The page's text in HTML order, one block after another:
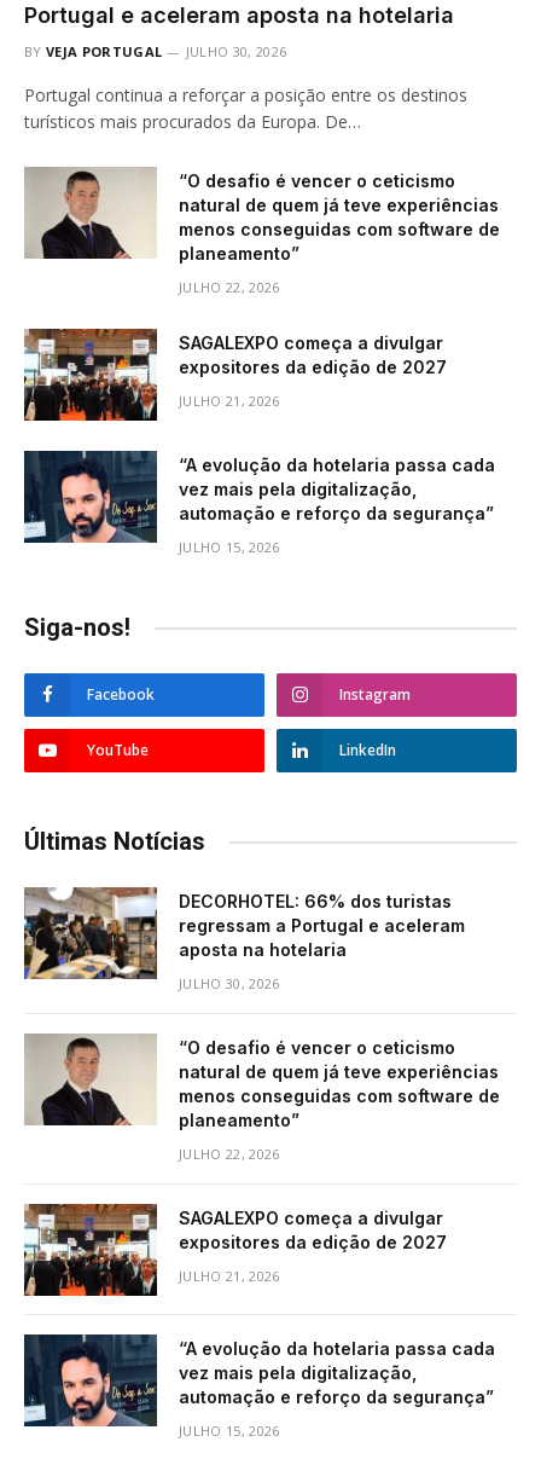
Portugal e aceleram aposta na hotelaria
BY VEJA PORTUGAL JULHO 30, 2026
Portugal continua a reforçar a posição entre os destinos
turísticos mais procurados da Europa. De…
“O desafio é vencer o ceticismo
natural de quem já teve experiências
menos conseguidas com software de
planeamento”
JULHO 22, 2026
SAGALEXPO começa a divulgar
expositores da edição de 2027
JULHO 21, 2026
“A evolução da hotelaria passa cada
vez mais pela digitalização,
automação e reforço da segurança”
JULHO 15, 2026
Siga-nos!
Facebook Instagram
YouTube LinkedIn
Últimas Notícias
DECORHOTEL: 66% dos turistas
regressam a Portugal e aceleram
aposta na hotelaria
JULHO 30, 2026
“O desafio é vencer o ceticismo
natural de quem já teve experiências
menos conseguidas com software de
planeamento”
JULHO 22, 2026
SAGALEXPO começa a divulgar
expositores da edição de 2027
JULHO 21, 2026
“A evolução da hotelaria passa cada
vez mais pela digitalização,
automação e reforço da segurança”
JULHO 15, 2026